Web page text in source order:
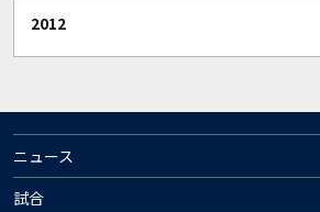
2012
ニュース
試合